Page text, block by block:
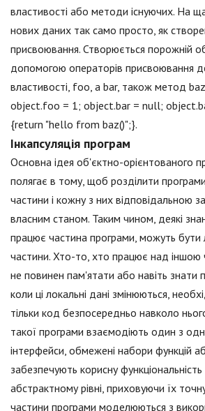
властивості або методи існуючих. На
нових даних так само просто, як
присвоювання. Створюється порожній
допомогою операторів присвоювання
властивості, foo, а bar, також метод
object.foo = 1; object.bar = null;
{return "hello from baz()";}.
Інкапсуляція програм
Основна ідея об'єктно-орієнтованого
полягає в тому, щоб розділити
частини і кожну з них відповідальною
власним станом. Таким чином, деякі
працює частина програми, можуть бути
частини. Хто-то, хто працює над іншою
не повинен пам'ятати або навіть знати
коли ці локальні дані змінюються,
тільки код безпосередньо навколо
такої програми взаємодіють один з
інтерфейси, обмежені набори функцій
забезпечують корисну
абстрактному рівні, приховуючи їх точну
частини програми моделюються з